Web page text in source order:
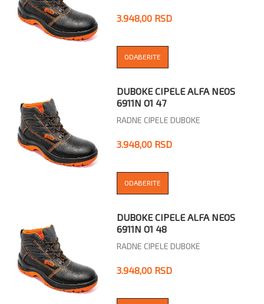
3.948,00 RSD
ODABERITE
DUBOKE CIPELE ALFA NEOS
6911N O1 47
RADNE CIPELE DUBOKE
3.948,00 RSD
ODABERITE
DUBOKE CIPELE ALFA NEOS
6911N O1 48
RADNE CIPELE DUBOKE
3.948,00 RSD